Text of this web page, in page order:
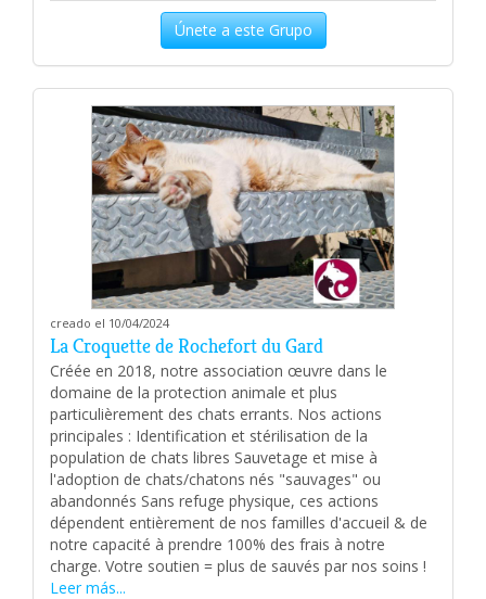
Únete a este Grupo
creado el 10/04/2024
La Croquette de Rochefort du Gard
Créée en 2018, notre association œuvre dans le
domaine de la protection animale et plus
particulièrement des chats errants. Nos actions
principales : Identification et stérilisation de la
population de chats libres Sauvetage et mise à
l'adoption de chats/chatons nés "sauvages" ou
abandonnés Sans refuge physique, ces actions
dépendent entièrement de nos familles d'accueil & de
notre capacité à prendre 100% des frais à notre
charge. Votre soutien = plus de sauvés par nos soins !
Leer más...